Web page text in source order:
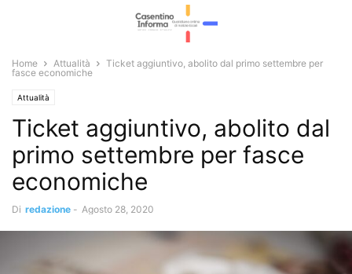
Home Attualità
Ticket aggiuntivo, abolito dal primo settembre per
fasce economiche
Attualità
Ticket aggiuntivo, abolito dal
primo settembre per fasce
economiche
Di redazione - Agosto 28, 2020